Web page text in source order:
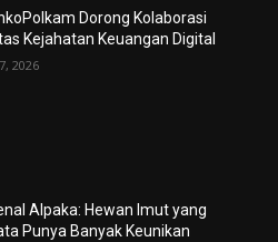
Dorong Kolaborasi
Kejahatan Keuangan Digital
2026
Alpaka: Hewan Imut yang
Punya Banyak Keunikan